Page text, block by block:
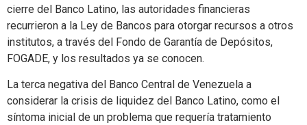
cierre del Banco Latino, las autoridades financieras
recurrieron a la Ley de Bancos para otorgar recursos a otros
institutos, a través del Fondo de Garantía de Depósitos,
FOGADE, y los resultados ya se conocen.
La terca negativa del Banco Central de Venezuela a
considerar la crisis de liquidez del Banco Latino, como el
síntoma inicial de un problema que requería tratamiento